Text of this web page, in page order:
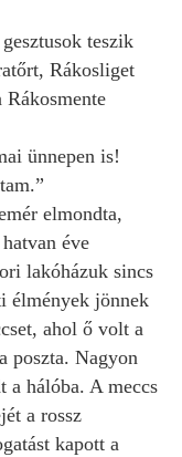
teszik
Rákosliget
ünnepen is!
elmondta,
éve
lakóházuk sincs
élmények jönnek
ahol ő volt a
poszta. Nagyon
a hálóba. A meccs
a rossz
kapott a